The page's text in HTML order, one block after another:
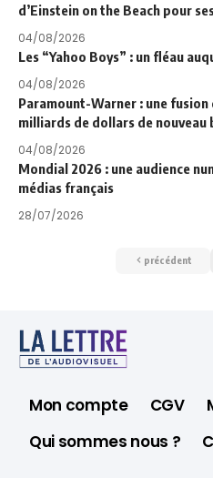
d’Einstein on the Beach pour
04/08/2026
Les “Yahoo Boys” : un fléau
04/08/2026
Paramount-Warner : une fusion
milliards de dollars de nouveau
04/08/2026
Mondial 2026 : une audience
médias français
28/07/2026
précédent
Mon compte CGV
Qui sommes nous ?